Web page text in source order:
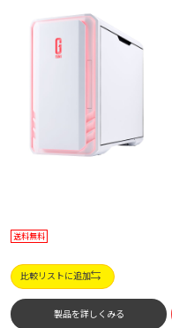
送料無料
比較リストに追加
製品を詳しくみる